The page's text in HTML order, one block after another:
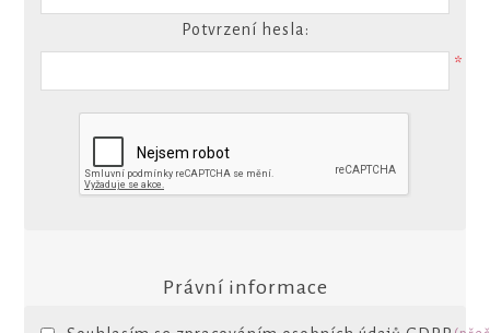
Potvrzení hesla:
*
Právní informace